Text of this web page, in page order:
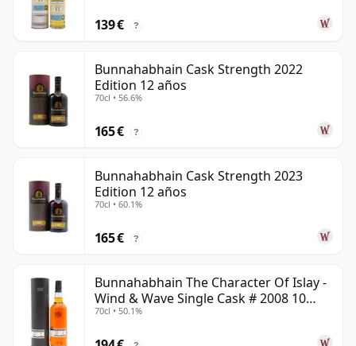
139 € ?
Bunnahabhain Cask Strength 2022
Edition 12 años
70cl • 56.6%
165 € ?
Bunnahabhain Cask Strength 2023
Edition 12 años
70cl • 60.1%
165 € ?
Bunnahabhain The Character Of Islay -
Wind & Wave Single Cask # 2008 10
años
70cl • 50.1%